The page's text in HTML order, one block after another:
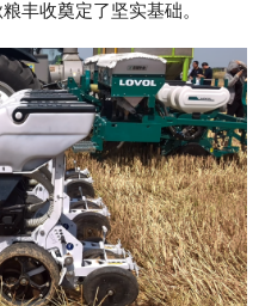
丰收奠定了坚实基础。